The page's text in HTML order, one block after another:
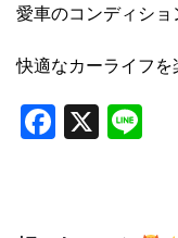
愛車のコンディショ
快適なカーライフ
X